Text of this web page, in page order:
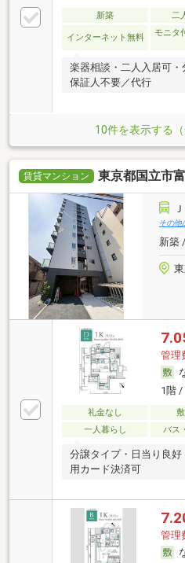
新築 二
インターネット無料
モニタ
楽器相談・二人入居可・
保証人不要／代行
10件を表示する（
賃貸マンション 東京都国立市
その他
新築
管理
1階 /
礼金なし
一人暮らし
バス
分譲タイプ・日当り良
用カード決済可
管理